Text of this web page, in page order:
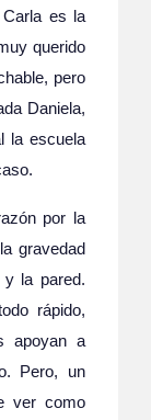
Carla es la
querido
pero
Daniela,
la escuela
por la
gravedad
y la pared.
rápido,
apoyan a
Pero, un
ver como